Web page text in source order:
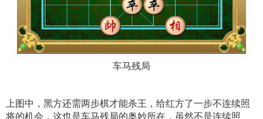
车马残局
上图中，黑方还需两步棋才能杀王，给红方了一步不连续照
将的机会，这也是车马残局的奥妙所在，虽然不是连续照